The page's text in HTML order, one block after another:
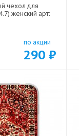
чехол для
женский арт:
по акции
290 ₽